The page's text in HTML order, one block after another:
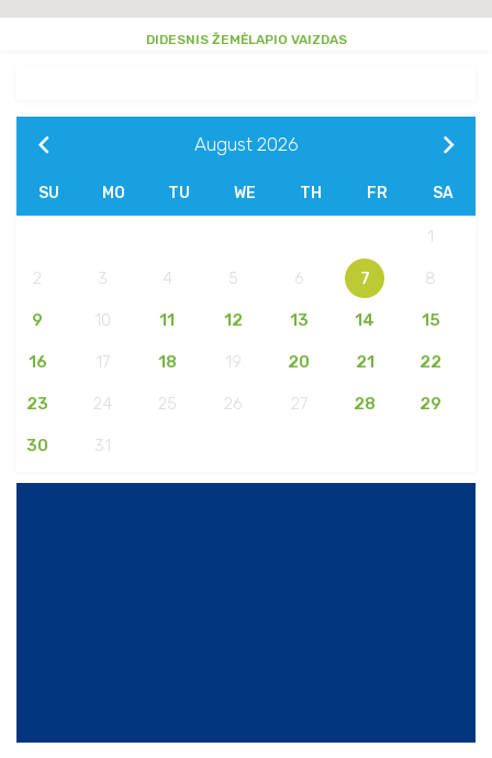
DIDESNIS ŽEMĖLAPIO VAIZDAS
August 2026
SU MO TU WE TH FR SA
1
2 3 4 5 6 7 8
9 10 11 12 13 14 15
16 17 18 19 20 21 22
23 24 25 26 27 28 29
30 31